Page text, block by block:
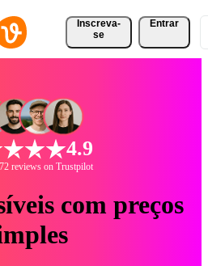
Inscreva-
se
Entrar
4.9
reviews on Trustpilot
com preços